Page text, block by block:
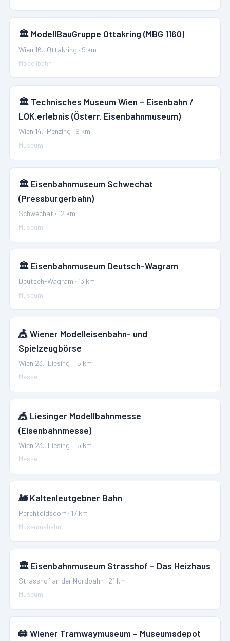
🏛️ ModellBauGruppe Ottakring (MBG 1160)
Wien 16., Ottakring · 9 km
Modellbahn
🏛️ Technisches Museum Wien – Eisenbahn /
LOK.erlebnis (Österr. Eisenbahnmuseum)
Wien 14., Penzing · 9 km
Museum
🏛️ Eisenbahnmuseum Schwechat
(Pressburgerbahn)
Schwechat · 12 km
Museum
🏛️ Eisenbahnmuseum Deutsch-Wagram
Deutsch-Wagram · 13 km
Museum
🎪Wiener Modelleisenbahn- und
Spielzeugbörse
Wien 23., Liesing · 15 km
Messe
🎪 Liesinger Modellbahnmesse
(Eisenbahnmesse)
Wien 23., Liesing · 15 km
Messe
🚂 Kaltenleutgebner Bahn
Perchtoldsdorf · 17 km
Museumsbahn
🏛️ Eisenbahnmuseum Strasshof – Das Heizhaus
Strasshof an der Nordbahn · 21 km
Museum
🚋Wiener Tramwaymuseum – Museumsdepot